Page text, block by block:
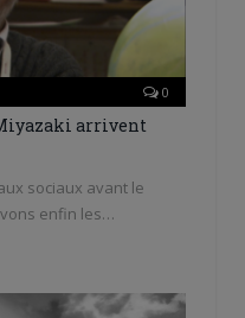
0
arrivent
sociaux avant le
enfin les…